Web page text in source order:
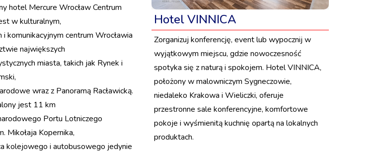
hotel Mercure Wrocław Centrum
w kulturalnym,
i komunikacyjnym centrum Wrocławia
największych
miasta, takich jak Rynek i
wraz z Panoramą Racławicką.
jest 11 km
Portu Lotniczego
Mikołaja Kopernika,
kolejowego i autobusowego jedynie
Hotel VINNICA
Zorganizuj konferencję, event lub wypocznij w
wyjątkowym miejscu, gdzie nowoczesność
spotyka się z naturą i spokojem. Hotel VINNICA,
położony w malowniczym Sygneczowie,
niedaleko Krakowa i Wieliczki, oferuje
przestronne sale konferencyjne, komfortowe
pokoje i wyśmienitą kuchnię opartą na lokalnych
produktach.